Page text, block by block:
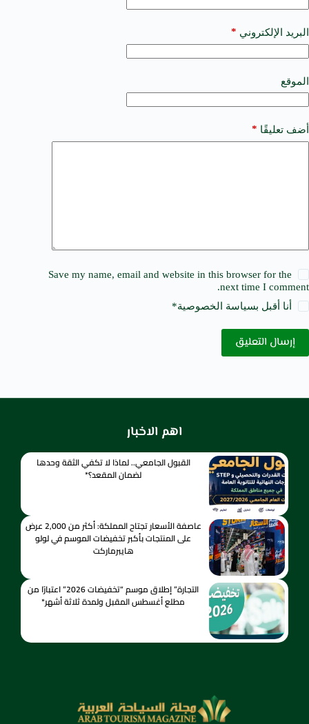
البريد الإلكتروني *
الموقع
أضف تعليقًا *
Save my name, email and website in this browser for the
next time I comment.
أنا أقبل بسياسة الخصوصية*
إرسال التعليق
a
t
i
e
:
اهم الاخبار
القبول الجامعي.. لماذا لا تكفي الثقة وحدها
لضمان المقعد؟*
عاصفة الأسعار تجتاح المملكة: أكثر من 2,000 عرض
على المنتجات بأكبر تخفيضات الموسم في لولو
هايبرماركت
التجارة” إطلاق موسم “تخفيضات 2026” اعتبارًا من
مطلع أغسطس المقبل ولمدة ثلاثة أشهر*